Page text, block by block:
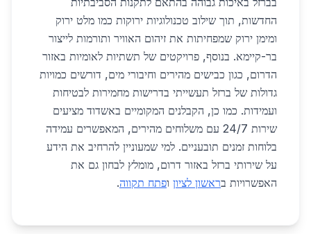
החדשות, תוך שילוב טכנולוגיות ירוקות כמו מלט ירוק
ומימן ירוק שמפחיתות את זיהום האוויר ותורמות לייצור
בר-קיימא. בנוסף, פרויקטים של תשתיות לאומיות באזור
הדרום, כגון כבישים מהירים וחיבורי מים, דורשים כמויות
גדולות של ברזל תעשייתי בדרישות מחמירות לבטיחות
ועמידות. כמו כן, הקבלנים המקומיים באשדוד מציעים
שירות 24/7 עם משלוחים מהירים, המאפשרים עמידה
בלוחות זמנים תובעניים. למי שמעוניין להרחיב את הידע
על שירותי ברזל באזור דרום, מומלץ לבחון גם את
האפשרויות בראשון לציון ופתח תקווה.